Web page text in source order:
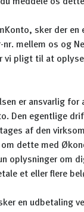
sker der en
mellem os og
vi pligt til at
er ansvarlig for
Den egentlige
af den
dette med
oplysninger om
et eller flere
en udbetaling